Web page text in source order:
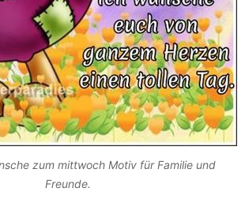
zum mittwoch Motiv für Familie und
Freunde.